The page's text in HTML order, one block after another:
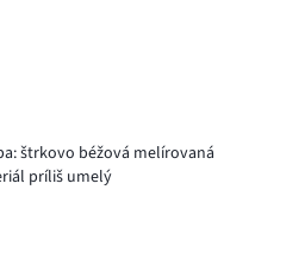
štrkovo béžová melírovaná
príliš umelý